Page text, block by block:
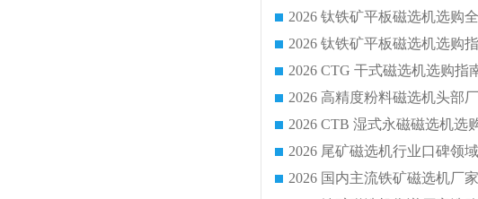
2026 CTG 干式磁选机选购